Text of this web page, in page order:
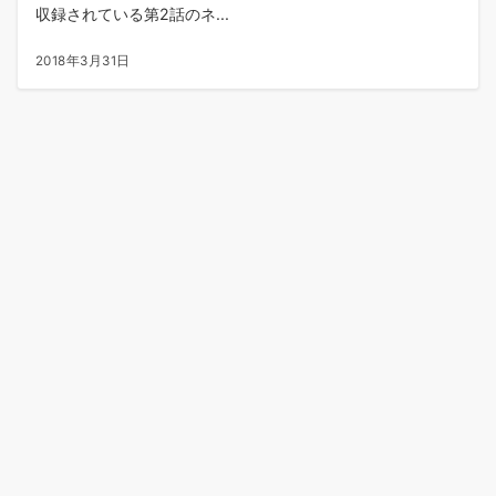
収録されている第2話のネ...
2018年3月31日